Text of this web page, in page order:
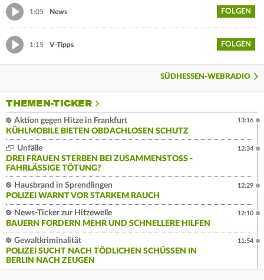
1:05 News FOLGEN
1:15 V-Tipps FOLGEN
SÜDHESSEN-WEBRADIO
THEMEN-TICKER
Aktion gegen Hitze in Frankfurt
KÜHLMOBILE BIETEN OBDACHLOSEN SCHUTZ
13:16
Unfälle
DREI FRAUEN STERBEN BEI ZUSAMMENSTOSS - F
AHRLÄSSIGE TÖTUNG?
12:34
Hausbrand in Sprendlingen
POLIZEI WARNT VOR STARKEM RAUCH
12:29
News-Ticker zur Hitzewelle
BAUERN FORDERN MEHR UND SCHNELLERE HILFEN
12:10
Gewaltkriminalität
POLIZEI SUCHT NACH TÖDLICHEN SCHÜSSEN IN
BERLIN NACH ZEUGEN
11:54